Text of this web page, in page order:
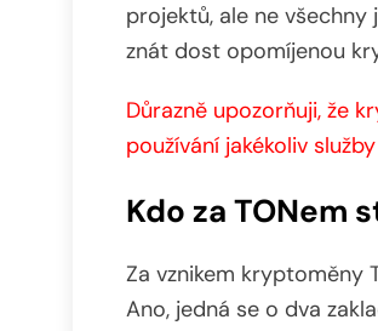
projektů, ale ne všechny
znát dost opomíjenou
Důrazně upozorňuji, že
používání jakékoliv
Kdo za TONem
Za vznikem kryptoměny
Ano, jedná se o dva